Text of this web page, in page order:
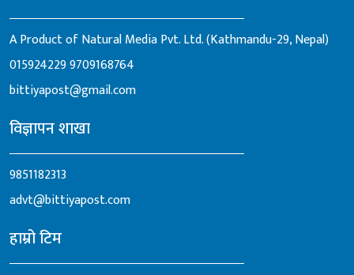
A Product of Natural Media Pvt. Ltd. (Kathmandu-29, Nepal)
0159242299709168764
bittiyapost@gmail.com
विज्ञापन शाखा
9851182313
advt@bittiyapost.com
हाम्रो टिम